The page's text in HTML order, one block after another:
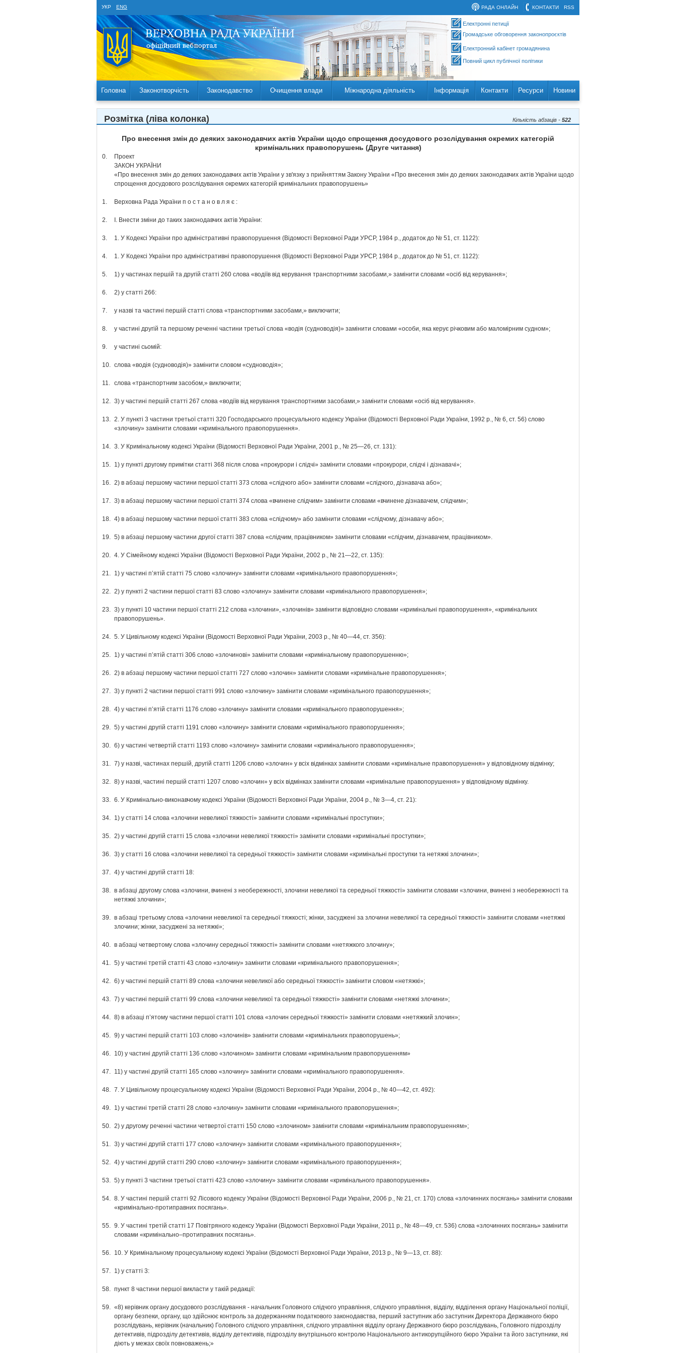
УКР ENG RSS
КОНТАКТИ
РАДА ОНЛАЙН
Електронні петиції
Громадське обговорення законопроєктів
Електронний кабінет громадянина
Повний цикл публічної політики
Головна Законотворчість Законодавство Очищення влади Міжнародна діяльність Інформація Контакти Ресурси Новини
Кількість абзаців - 522
Розмітка (ліва колонка)
Про внесення змін до деяких законодавчих актів України щодо спрощення досудового розслідування окремих категорій
кримінальних правопорушень (Друге читання)
0.
Проект
ЗАКОН УКРАЇНИ
«Про внесення змін до деяких законодавчих актів України у зв'язку з прийняттям Закону України «Про внесення змін до деяких законодавчих актів України щодо
спрощення досудового розслідування окремих категорій кримінальних правопорушень»
1. Верховна Рада України п о с т а н о в л я є :
2. І. Внести зміни до таких законодавчих актів України:
3. 1. У Кодексі України про адміністративні правопорушення (Відомості Верховної Ради УРСР, 1984 р., додаток до № 51, ст. 1122):
4. 1. У Кодексі України про адміністративні правопорушення (Відомості Верховної Ради УРСР, 1984 р., додаток до № 51, ст. 1122):
5. 1) у частинах першій та другій статті 260 слова «водіїв від керування транспортними засобами,» замінити словами «осіб від керування»;
6. 2) у статті 266:
7. у назві та частині першій статті слова «транспортними засобами,» виключити;
8. у частині другій та першому реченні частини третьої слова «водія (судноводія)» замінити словами «особи, яка керує річковим або маломірним судном»;
9. у частині сьомій:
10. слова «водія (судноводія)» замінити словом «судноводія»;
11. слова «транспортним засобом,» виключити;
12. 3) у частині першій статті 267 слова «водіїв від керування транспортними засобами,» замінити словами «осіб від керування».
13. 2. У пункті 3 частини третьої статті 320 Господарського процесуального кодексу України (Відомості Верховної Ради України, 1992 р., № 6, ст. 56) слово
«злочину» замінити словами «кримінального правопорушення».
14. 3. У Кримінальному кодексі України (Відомості Верховної Ради України, 2001 р., № 25—26, ст. 131):
15. 1) у пункті другому примітки статті 368 після слова «прокурори і слідчі» замінити словами «прокурори, слідчі і дізнавачі»;
16. 2) в абзаці першому частини першої статті 373 слова «слідчого або» замінити словами «слідчого, дізнавача або»;
17. 3) в абзаці першому частини першої статті 374 слова «вчинене слідчим» замінити словами «вчинене дізнавачем, слідчим»;
18. 4) в абзаці першому частини першої статті 383 слова «слідчому» або замінити словами «слідчому, дізнавачу або»;
19. 5) в абзаці першому частини другої статті 387 слова «слідчим, працівником» замінити словами «слідчим, дізнавачем, працівником».
20. 4. У Сімейному кодексі України (Відомості Верховної Ради України, 2002 р., № 21—22, ст. 135):
21. 1) у частині п’ятій статті 75 слово «злочину» замінити словами «кримінального правопорушення»;
22. 2) у пункті 2 частини першої статті 83 слово «злочину» замінити словами «кримінального правопорушення»;
23. 3) у пункті 10 частини першої статті 212 слова «злочини», «злочинів» замінити відповідно словами «кримінальні правопорушення», «кримінальних
правопорушень».
24. 5. У Цивільному кодексі України (Відомості Верховної Ради України, 2003 р., № 40—44, ст. 356):
25. 1) у частині п’ятій статті 306 слово «злочинові» замінити словами «кримінальному правопорушенню»;
26. 2) в абзаці першому частини першої статті 727 слово «злочин» замінити словами «кримінальне правопорушення»;
27. 3) у пункті 2 частини першої статті 991 слово «злочину» замінити словами «кримінального правопорушення»;
28. 4) у частині п’ятій статті 1176 слово «злочину» замінити словами «кримінального правопорушення»;
29. 5) у частині другій статті 1191 слово «злочину» замінити словами «кримінального правопорушення»;
30. 6) у частині четвертій статті 1193 слово «злочину» замінити словами «кримінального правопорушення»;
31. 7) у назві, частинах першій, другій статті 1206 слово «злочин» у всіх відмінках замінити словами «кримінальне правопорушення» у відповідному відмінку;
32. 8) у назві, частині першій статті 1207 слово «злочин» у всіх відмінках замінити словами «кримінальне правопорушення» у відповідному відмінку.
33. 6. У Кримінально-виконавчому кодексі України (Відомості Верховної Ради України, 2004 р., № 3—4, ст. 21):
34. 1) у статті 14 слова «злочини невеликої тяжкості» замінити словами «кримінальні проступки»;
35. 2) у частині другій статті 15 слова «злочини невеликої тяжкості» замінити словами «кримінальні проступки»;
36. 3) у статті 16 слова «злочини невеликої та середньої тяжкості» замінити словами «кримінальні проступки та нетяжкі злочини»;
37. 4) у частині другій статті 18:
38. в абзаці другому слова «злочини, вчинені з необережності, злочини невеликої та середньої тяжкості» замінити словами «злочини, вчинені з необережності та
нетяжкі злочини»;
39. в абзаці третьому слова «злочини невеликої та середньої тяжкості; жінки, засуджені за злочини невеликої та середньої тяжкості» замінити словами «нетяжкі
злочини; жінки, засуджені за нетяжкі»;
40. в абзаці четвертому слова «злочину середньої тяжкості» замінити словами «нетяжкого злочину»;
41. 5) у частині третій статті 43 слово «злочину» замінити словами «кримінального правопорушення»;
42. 6) у частині першій статті 89 слова «злочини невеликої або середньої тяжкості» замінити словом «нетяжкі»;
43. 7) у частині першій статті 99 слова «злочини невеликої та середньої тяжкості» замінити словами «нетяжкі злочини»;
44. 8) в абзаці п’ятому частини першої статті 101 слова «злочин середньої тяжкості» замінити словами «нетяжкий злочин»;
45. 9) у частині першій статті 103 слово «злочинів» замінити словами «кримінальних правопорушень»;
46. 10) у частині другій статті 136 слово «злочином» замінити словами «кримінальним правопорушенням»
47. 11) у частині другій статті 165 слово «злочину» замінити словами «кримінального правопорушення».
48. 7. У Цивільному процесуальному кодексі України (Відомості Верховної Ради України, 2004 р., № 40—42, ст. 492):
49. 1) у частині третій статті 28 слово «злочину» замінити словами «кримінального правопорушення»;
50. 2) у другому реченні частини четвертої статті 150 слово «злочином» замінити словами «кримінальним правопорушенням»;
51. 3) у частині другій статті 177 слово «злочину» замінити словами «кримінального правопорушення»;
52. 4) у частині другій статті 290 слово «злочину» замінити словами «кримінального правопорушення»;
53. 5) у пункті 3 частини третьої статті 423 слово «злочину» замінити словами «кримінального правопорушення».
54. 8. У частині першій статті 92 Лісового кодексу України (Відомості Верховної Ради України, 2006 р., № 21, ст. 170) слова «злочинних посягань» замінити словами
«кримінально-протиправних посягань».
55. 9. У частині третій статті 17 Повітряного кодексу України (Відомості Верховної Ради України, 2011 р., № 48—49, ст. 536) слова «злочинних посягань» замінити
словами «кримінально–протиправних посягань».
56. 10. У Кримінальному процесуальному кодексі України (Відомості Верховної Ради України, 2013 р., № 9—13, ст. 88):
57. 1) у статті 3:
58. пункт 8 частини першої викласти у такій редакції:
59. «8) керівник органу досудового розслідування - начальник Головного слідчого управління, слідчого управління, відділу, відділення органу Національної поліції,
органу безпеки, органу, що здійснює контроль за додержанням податкового законодавства, перший заступник або заступник Директора Державного бюро
розслідувань, керівник (начальник) Головного слідчого управління, слідчого управління відділу органу Державного бюро розслідувань, Головного підрозділу
детективів, підрозділу детективів, відділу детективів, підрозділу внутрішнього контролю Національного антикорупційного бюро України та його заступники, які
діють у межах своїх повноважень;»